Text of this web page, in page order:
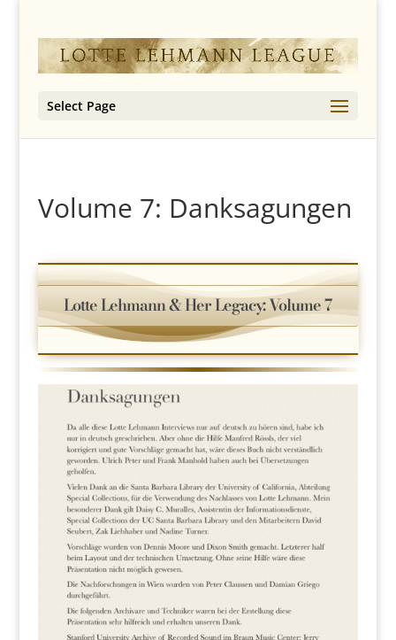
Select Page
Volume 7: Danksagungen
Lotte Lehmann & Her Legacy: Volume 7